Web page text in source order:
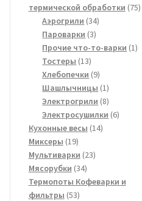
термической обработки 7575
Аэрогрили 3434
Пароварки 33
товара
Прочие что-то-варки 11
Тостеры 1313
товаров
Хлебопечки 99
товаров
Шашлычницы 11
товар
Электрогрили 88
товаров
Электросушилки 66
Кухонные весы 1414
Миксеры 1919
товаров
Мультиварки 2323
Мясорубки 3434
товара
Термопоты Кофеварки и
фильтры 5353